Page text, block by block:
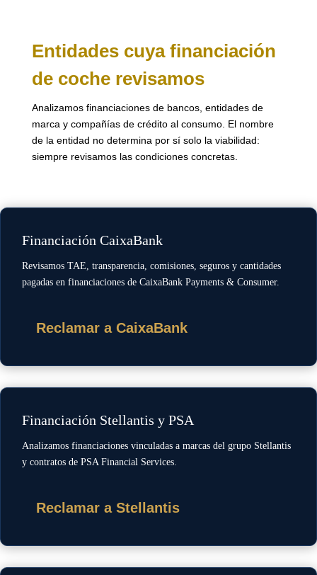
Entidades cuya financiación
de coche revisamos
Analizamos financiaciones de bancos, entidades de
marca y compañías de crédito al consumo. El nombre
de la entidad no determina por sí solo la viabilidad:
siempre revisamos las condiciones concretas.
Financiación CaixaBank
Revisamos TAE, transparencia, comisiones, seguros y cantidades
pagadas en financiaciones de CaixaBank Payments & Consumer.
Reclamar a CaixaBank
Financiación Stellantis y PSA
Analizamos financiaciones vinculadas a marcas del grupo Stellantis
y contratos de PSA Financial Services.
Reclamar a Stellantis